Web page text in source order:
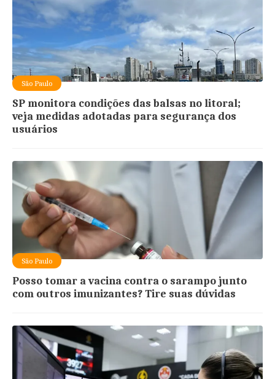
São Paulo
SP monitora condições das balsas no litoral;
veja medidas adotadas para segurança dos
usuários
São Paulo
Posso tomar a vacina contra o sarampo junto
com outros imunizantes? Tire suas dúvidas